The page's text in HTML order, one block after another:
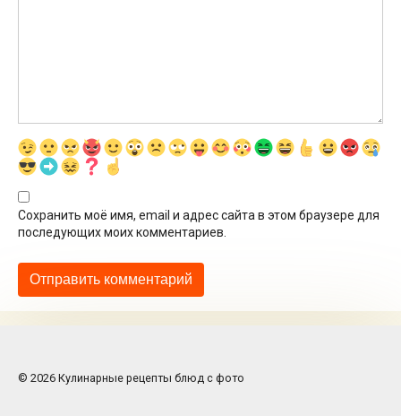
Сохранить моё имя, email и адрес сайта в этом браузере для
последующих моих комментариев.
© 2026 Кулинарные рецепты блюд с фото